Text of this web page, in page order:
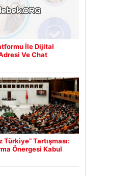
İle Dijital
Ve Chat
Türkiye” Tartışması:
Önergesi Kabul